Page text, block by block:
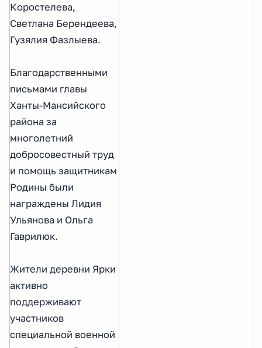
Коростелева,
Светлана Берендеева,
Гузялия Фазлыева.
Благодарственными
письмами главы
Ханты-Мансийского
района за
многолетний
добросовестный труд
и помощь защитникам
Родины были
награждены Лидия
Ульянова и Ольга
Гаврилюк.
Жители деревни Ярки
активно
поддерживают
участников
специальной военной